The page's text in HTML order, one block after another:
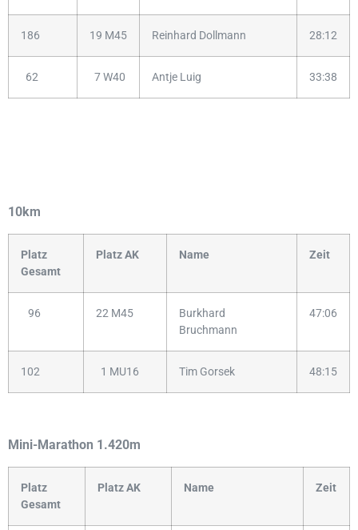
186 19 M45 Reinhard Dollmann 28:12
62 7 W40 Antje Luig 33:38
10km
Platz
Gesamt
Platz AK Name Zeit
96 22 M45
Burkhard
Bruchmann
47:06
102 1 MU16 Tim Gorsek 48:15
Mini-Marathon 1.420m
Platz
Gesamt
Platz AK Name Zeit